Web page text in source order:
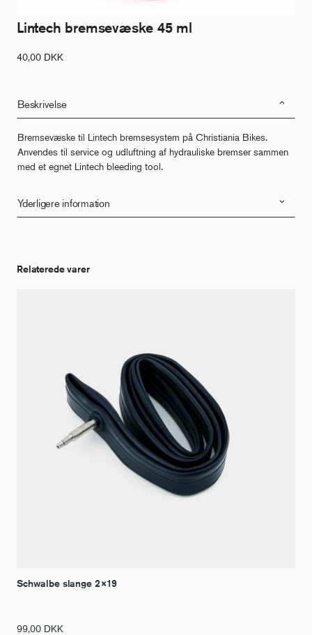
Lintech bremsevæske 45 ml
40,00 DKK
Beskrivelse
Bremsevæske til Lintech bremsesystem på Christiania Bikes.
Anvendes til service og udluftning af hydrauliske bremser sammen
med et egnet Lintech bleeding tool.
Yderligere information
Relaterede varer
Schwalbe slange 2×19
99,00 DKK